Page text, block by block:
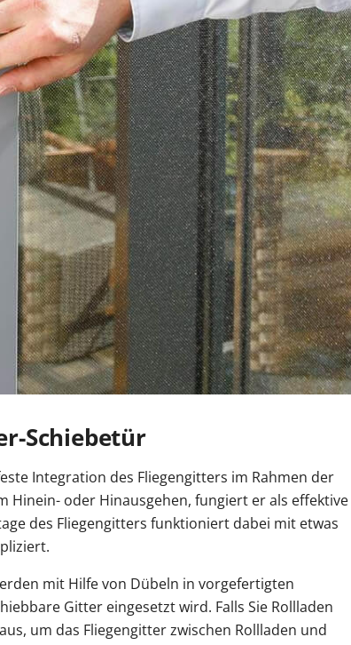
Schiebetür
Integration des Fliegengitters im Rahmen der
Hinein- oder Hinausgehen, fungiert er als effektive
des Fliegengitters funktioniert dabei mit etwas
mit Hilfe von Dübeln in vorgefertigten
Gitter eingesetzt wird. Falls Sie Rollladen
um das Fliegengitter zwischen Rollladen und